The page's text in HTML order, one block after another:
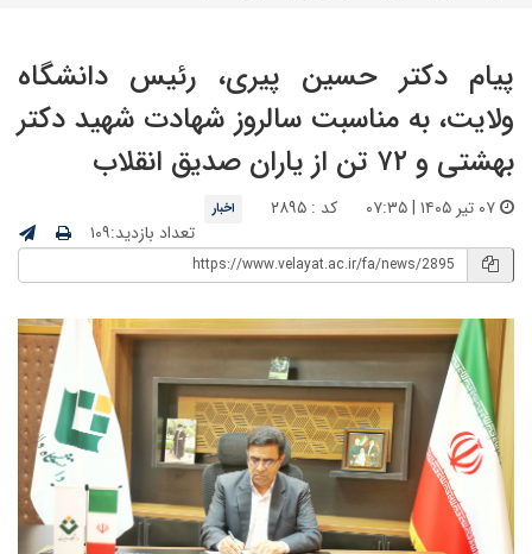
پیام دکتر حسین پیری، رئیس دانشگاه
ولایت، به مناسبت سالروز شهادت شهید دکتر
بهشتی و ۷۲ تن از یاران صدیق انقلاب
کد : ۲۸۹۵ اخبار
تعداد بازدید:۱۰۹